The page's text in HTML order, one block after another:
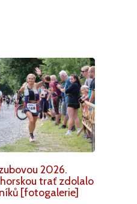
2026.
trať zdolalo
[fotogalerie]